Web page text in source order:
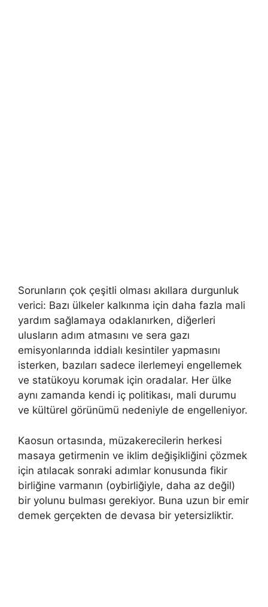
Sorunların çok çeşitli olması akıllara durgunluk
verici: Bazı ülkeler kalkınma için daha fazla mali
yardım sağlamaya odaklanırken, diğerleri
ulusların adım atmasını ve sera gazı
emisyonlarında iddialı kesintiler yapmasını
isterken, bazıları sadece ilerlemeyi engellemek
ve statükoyu korumak için oradalar. Her ülke
aynı zamanda kendi iç politikası, mali durumu
ve kültürel görünümü nedeniyle de engelleniyor.
Kaosun ortasında, müzakerecilerin herkesi
masaya getirmenin ve iklim değişikliğini çözmek
için atılacak sonraki adımlar konusunda fikir
birliğine varmanın (oybirliğiyle, daha az değil)
bir yolunu bulması gerekiyor. Buna uzun bir emir
demek gerçekten de devasa bir yetersizliktir.